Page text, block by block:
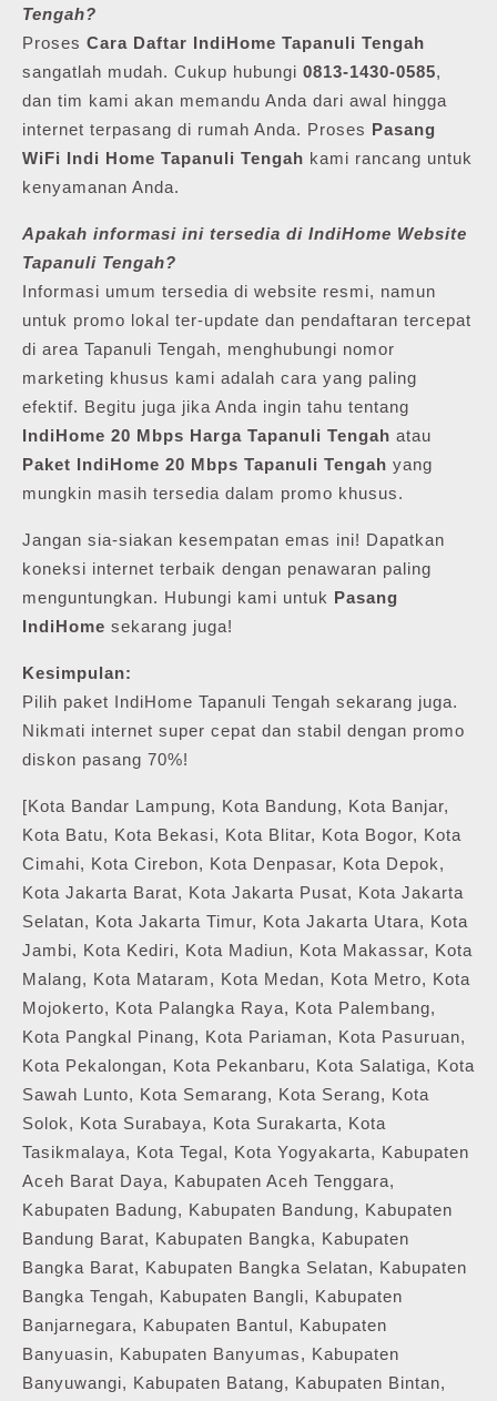
Tengah?
Proses Cara Daftar IndiHome Tapanuli Tengah
sangatlah mudah. Cukup hubungi 0813-1430-0585,
dan tim kami akan memandu Anda dari awal hingga
internet terpasang di rumah Anda. Proses Pasang
WiFi Indi Home Tapanuli Tengah kami rancang untuk
kenyamanan Anda.
Apakah informasi ini tersedia di IndiHome Website
Tapanuli Tengah?
Informasi umum tersedia di website resmi, namun
untuk promo lokal ter-update dan pendaftaran tercepat
di area Tapanuli Tengah, menghubungi nomor
marketing khusus kami adalah cara yang paling
efektif. Begitu juga jika Anda ingin tahu tentang
IndiHome 20 Mbps Harga Tapanuli Tengah atau
Paket IndiHome 20 Mbps Tapanuli Tengah yang
mungkin masih tersedia dalam promo khusus.
Jangan sia-siakan kesempatan emas ini! Dapatkan
koneksi internet terbaik dengan penawaran paling
menguntungkan. Hubungi kami untuk Pasang
IndiHome sekarang juga!
Kesimpulan:
Pilih paket IndiHome Tapanuli Tengah sekarang juga.
Nikmati internet super cepat dan stabil dengan promo
diskon pasang 70%!
[Kota Bandar Lampung, Kota Bandung, Kota Banjar,
Kota Batu, Kota Bekasi, Kota Blitar, Kota Bogor, Kota
Cimahi, Kota Cirebon, Kota Denpasar, Kota Depok,
Kota Jakarta Barat, Kota Jakarta Pusat, Kota Jakarta
Selatan, Kota Jakarta Timur, Kota Jakarta Utara, Kota
Jambi, Kota Kediri, Kota Madiun, Kota Makassar, Kota
Malang, Kota Mataram, Kota Medan, Kota Metro, Kota
Mojokerto, Kota Palangka Raya, Kota Palembang,
Kota Pangkal Pinang, Kota Pariaman, Kota Pasuruan,
Kota Pekalongan, Kota Pekanbaru, Kota Salatiga, Kota
Sawah Lunto, Kota Semarang, Kota Serang, Kota
Solok, Kota Surabaya, Kota Surakarta, Kota
Tasikmalaya, Kota Tegal, Kota Yogyakarta, Kabupaten
Aceh Barat Daya, Kabupaten Aceh Tenggara,
Kabupaten Badung, Kabupaten Bandung, Kabupaten
Bandung Barat, Kabupaten Bangka, Kabupaten
Bangka Barat, Kabupaten Bangka Selatan, Kabupaten
Bangka Tengah, Kabupaten Bangli, Kabupaten
Banjarnegara, Kabupaten Bantul, Kabupaten
Banyuasin, Kabupaten Banyumas, Kabupaten
Banyuwangi, Kabupaten Batang, Kabupaten Bintan,